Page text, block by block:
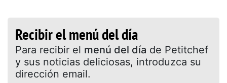
Recibir el menú del día
Para recibir el menú del día de Petitchef
y sus noticias deliciosas, introduzca su
dirección email.